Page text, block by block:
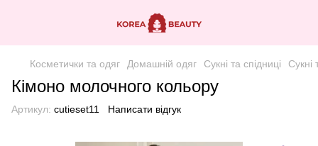
Косметички та одяг Домашній одяг Сукні та спідниці Сукні
Кімоно молочного кольору
Артикул: cutieset11 Написати відгук